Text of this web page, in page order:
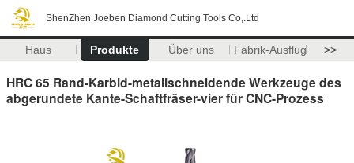
ShenZhen Joeben Diamond Cutting Tools Co,.Ltd
Haus Produkte Über uns Fabrik-Ausflug >>
HRC 65 Rand-Karbid-metallschneidende Werkzeuge des
abgerundete Kante-Schaftfräser-vier für CNC-Prozess